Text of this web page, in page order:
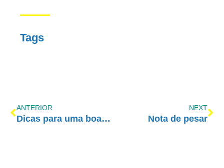
Tags
ANTERIOR
Dicas para uma boa noite de sono
NEXT
Nota de pesar